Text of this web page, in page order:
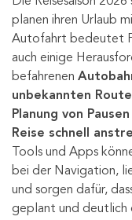
planen ihren Urlaub
Autofahrt bedeutet
auch einige
befahrenen
unbekannten
Planung von
Reise schnell
Tools und Apps
bei der Navigation,
und sorgen dafür,
geplant und deutlich